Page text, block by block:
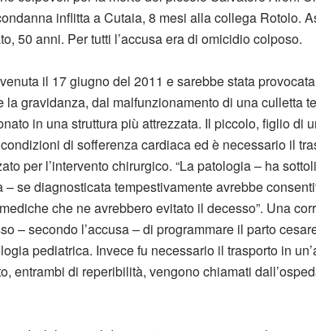
inflitta a Cutaia, 8 mesi alla collega Rotolo.
50 anni. Per tutti l’accusa era di omicidio colposo.
il 17 giugno del 2011 e sarebbe stata
la gravidanza, dal malfunzionamento di una culletta
in una struttura più attrezzata. Il piccolo, figlio di
di sofferenza cardiaca ed è necessario il
per l’intervento chirurgico. “La patologia – ha
– se diagnosticata tempestivamente avrebbe
che ne avrebbero evitato il decesso”. Una
– secondo l’accusa – di programmare il parto
pediatrica. Invece fu necessario il trasporto in
entrambi di reperibilità, vengono chiamati